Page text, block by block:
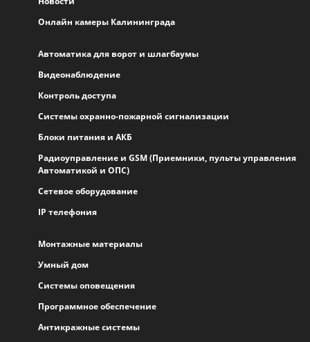
Онлайн камеры Калининграда
Автоматика для ворот и шлагбаумы
Видеонаблюдение
Контроль доступа
Системы охранно-пожарной сигнализации
Блоки питания и АКБ
Радиоуправление и GSM (Приемники, пульты управления
Автоматикой и ОПС)
Сетевое оборудование
IP телефония
Монтажные материалы
Умный дом
Системы оповещения
Программное обеспечение
Антикражные системы